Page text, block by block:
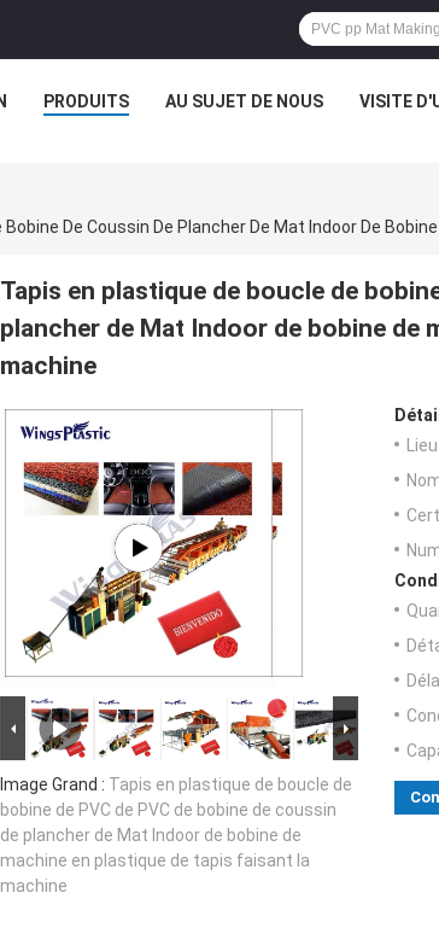
PRODUITS AU SUJET DE NOUS VISITE
Tapis en plastique de boucle de
plancher de Mat Indoor de bobine de
machine
Image Grand : Tapis en plastique de boucle de
bobine de PVC de PVC de bobine de coussin
de plancher de Mat Indoor de bobine de
machine en plastique de tapis faisant la
machine